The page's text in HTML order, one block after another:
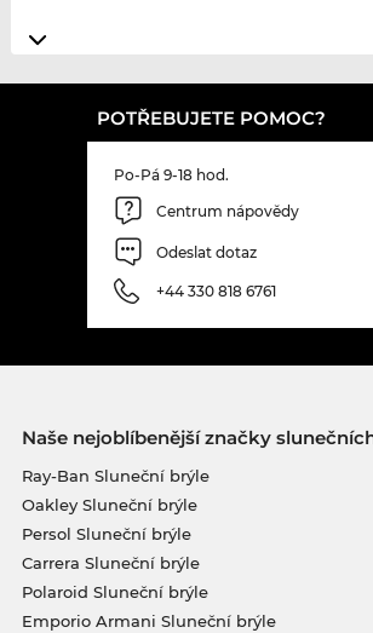
POTŘEBUJETE POMOC?
Po-Pá 9-18 hod.
Centrum nápovědy
Odeslat dotaz
+44 330 818 6761
Naše nejoblíbenější značky
Ray-Ban Sluneční brýle
Oakley Sluneční brýle
Persol Sluneční brýle
Carrera Sluneční brýle
Polaroid Sluneční brýle
Emporio Armani Sluneční brýle